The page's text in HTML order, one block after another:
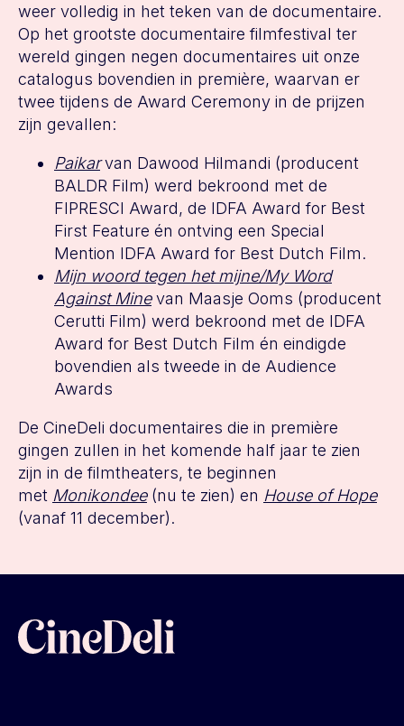
weer volledig in het teken van de documentaire.
Op het grootste documentaire filmfestival ter
wereld gingen negen documentaires uit onze
catalogus bovendien in première, waarvan er
twee tijdens de Award Ceremony in de prijzen
zijn gevallen:
Paikarvan Dawood Hilmandi (producent
BALDR Film) werd bekroond met de
FIPRESCI Award, de IDFA Award for Best
First Feature én ontving een Special
Mention IDFA Award for Best Dutch Film.
Mijn woord tegen het mijne/My Word
Against Minevan Maasje Ooms (producent
Cerutti Film) werd bekroond met de IDFA
Award for Best Dutch Film én eindigde
bovendien als tweede in de Audience
Awards
De CineDeli documentaires die in première
gingen zullen in het komende half jaar te zien
zijn in de filmtheaters, te beginnen
met Monikondee(nu te zien) en House of Hope
(vanaf 11 december).